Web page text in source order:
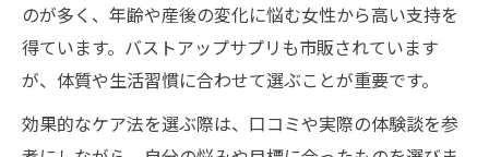
のが多く、年齢や産後の変化に悩む女性から高い支持を
得ています。バストアップサプリも市販されています
が、体質や生活習慣に合わせて選ぶことが重要です。
効果的なケア法を選ぶ際は、口コミや実際の体験談を参